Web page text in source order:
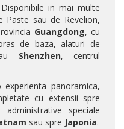
in mai multe
Paste sau de Revelion,
Guangdong, cu
de baza, alaturi de
Shenzhen, centrul
panoramica,
cu extensii spre
speciale
sau spre Japonia.